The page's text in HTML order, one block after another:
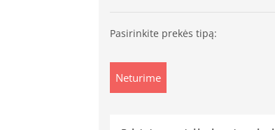
Pasirinkite prekės tipą:
Neturime